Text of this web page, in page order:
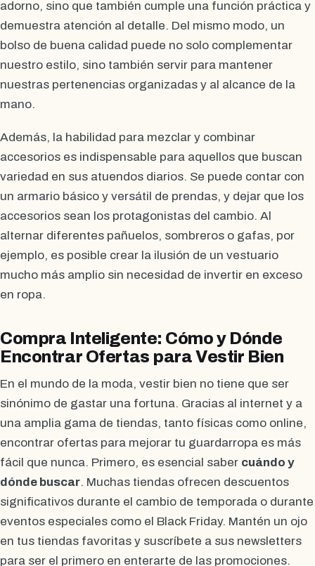
adorno, sino que también cumple una función práctica y
demuestra atención al detalle. Del mismo modo, un
bolso de buena calidad puede no solo complementar
nuestro estilo, sino también servir para mantener
nuestras pertenencias organizadas y al alcance de la
mano.
Además, la habilidad para mezclar y combinar
accesorios es indispensable para aquellos que buscan
variedad en sus atuendos diarios. Se puede contar con
un armario básico y versátil de prendas, y dejar que los
accesorios sean los protagonistas del cambio. Al
alternar diferentes pañuelos, sombreros o gafas, por
ejemplo, es posible crear la ilusión de un vestuario
mucho más amplio sin necesidad de invertir en exceso
en ropa.
Compra Inteligente: Cómo y Dónde
Encontrar Ofertas para Vestir Bien
En el mundo de la moda, vestir bien no tiene que ser
sinónimo de gastar una fortuna. Gracias al internet y a
una amplia gama de tiendas, tanto físicas como online,
encontrar ofertas para mejorar tu guardarropa es más
fácil que nunca. Primero, es esencial saber cuándo y
dónde buscar. Muchas tiendas ofrecen descuentos
significativos durante el cambio de temporada o durante
eventos especiales como el Black Friday. Mantén un ojo
en tus tiendas favoritas y suscríbete a sus newsletters
para ser el primero en enterarte de las promociones.